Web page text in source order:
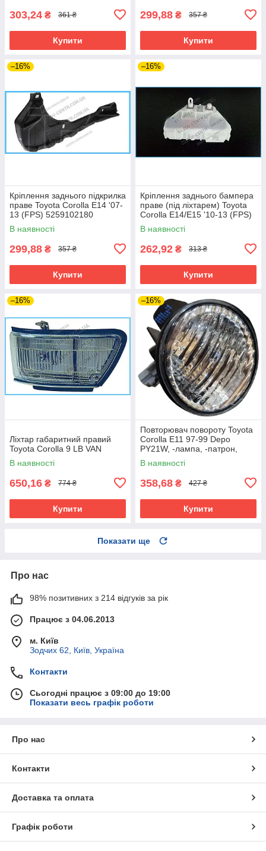
303,24 ₴ 361 ₴
Купити
299,88 ₴ 357 ₴
Купити
–16%
Кріплення заднього підкрилка
праве Toyota Corolla E14 '07-
13 (FPS) 5259102180
В наявності
299,88 ₴ 357 ₴
Купити
–16%
Кріплення заднього бампера
праве (під ліхтарем) Toyota
Corolla E14/E15 '10-13 (FPS)
5256202120
В наявності
262,92 ₴ 313 ₴
Купити
–16%
Ліхтар габаритний правий
Toyota Corolla 9 LB VAN
В наявності
650,16 ₴ 774 ₴
Купити
–16%
Повторювач повороту Toyota
Corolla E11 97-99 Depo
PY21W, -лампа, -патрон,
білий
В наявності
358,68 ₴ 427 ₴
Купити
Показати ще
Про нас
98% позитивних з 214 відгуків за рік
Працює з 04.06.2013
м. Київ
Зодчих 62, Київ, Україна
Контакти
Сьогодні працює з 09:00 до 19:00
Показати весь графік роботи
Про нас
Контакти
Доставка та оплата
Графік роботи